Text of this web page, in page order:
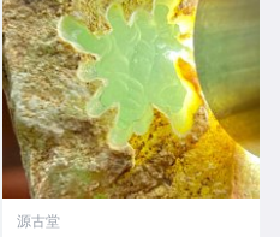
源古堂